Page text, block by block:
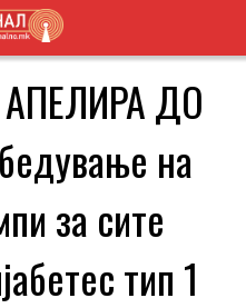
ДО
на
за сите
тип 1